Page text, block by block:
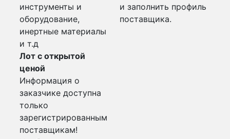
инструменты и
оборудование,
инертные материалы
и т.д
Лот с открытой
ценой
Информация о
заказчике доступна
только
зарегистрированным
поставщикам!
и заполнить профиль
поставщика.